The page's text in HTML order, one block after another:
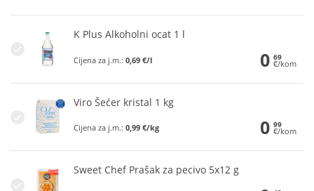
K Plus Alkoholni ocat 1 l
Cijena za j.m.: 0,69 €/l 0 69
€/kom
Viro Šećer kristal 1 kg
Cijena za j.m.: 0,99 €/kg 0 99
€/kom
Sweet Chef Prašak za pecivo 5x12 g